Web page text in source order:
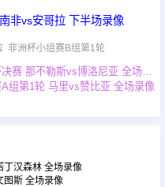
非vs安哥拉 下半场录像
非洲杯小组赛B组第1轮
2025年12月23日 意大利超级杯决赛 那不勒斯vs博洛尼亚 全场录像
组第1轮 马里vs赞比亚 全场录像
汉森林 全场录像
图斯 全场录像